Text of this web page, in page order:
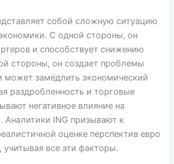
собой сложную ситуацию
С одной стороны, он
и способствует снижению
стороны, он создает проблемы
может замедлить экономический
раздробленность и торговые
негативное влияние на
Аналитики ING призывают к
оценке перспектив евро
учитывая все эти факторы.